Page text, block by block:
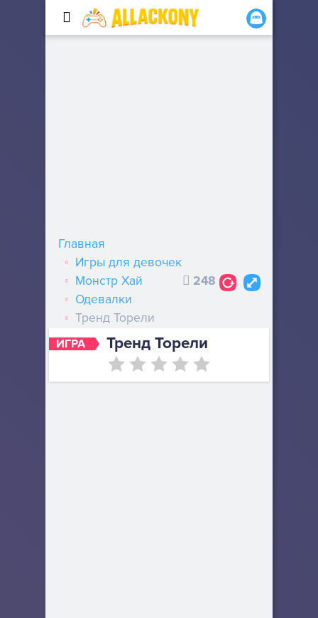
ИГРА Тренд Торели
Главная
Игры для девочек
Монстр Хай
Одевалки
Тренд Торели
248